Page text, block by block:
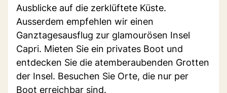
Ausblicke auf die zerklüftete Küste.
Ausserdem empfehlen wir einen
Ganztagesausflug zur glamourösen Insel
Capri. Mieten Sie ein privates Boot und
entdecken Sie die atemberaubenden Grotten
der Insel. Besuchen Sie Orte, die nur per
Boot erreichbar sind.